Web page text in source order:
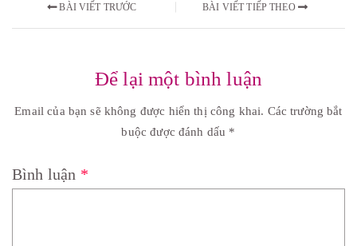
BÀI VIẾT TRƯỚC BÀI VIẾT TIẾP THEO
Để lại một bình luận
Email của bạn sẽ không được hiển thị công khai. Các trường bắt
buộc được đánh dấu *
Bình luận *